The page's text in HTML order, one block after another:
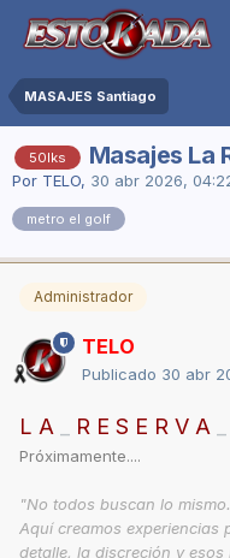
MASAJES Santiago
50lks Masajes La
Por TELO, 30 abr 2026,
metro el golf
Administrador
TELO
Publicado 30 abr
L A R E S E R V A
Próximamente....
"No todos buscan lo
Aquí creamos experiencias
detalle, la discreción y